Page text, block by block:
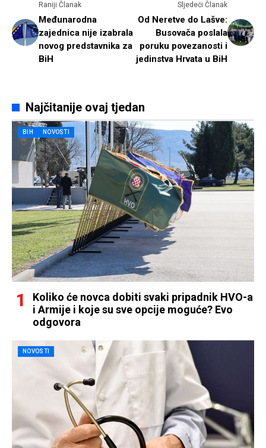
Raniji Članak
Međunarodna
zajednica nije izabrala
novog predstavnika za
BiH
Sljedeći Članak
Od Neretve do Lašve:
Busovača poslala
poruku povezanosti i
jedinstva Hrvata u BiH
Najčitanije ovaj tjedan
BIH NOVOSTI
Koliko će novca dobiti svaki pripadnik HVO-a
i Armije i koje su sve opcije moguće? Evo
odgovora
NOVOSTI